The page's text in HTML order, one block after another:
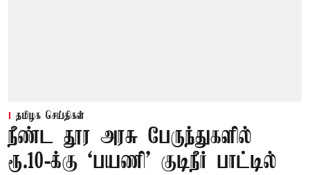
தமிழக செய்திகள்
நீண்ட தூர அரசு பேருந்துகளில்
ரூ.10-க்கு ‘பயணி’ குடிநீர் பாட்டில்